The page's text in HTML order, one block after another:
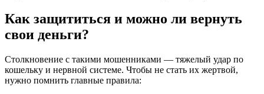
Как защититься и можно ли вернуть
свои деньги?
Столкновение с такими мошенниками — тяжелый удар по
кошельку и нервной системе. Чтобы не стать их жертвой,
нужно помнить главные правила: